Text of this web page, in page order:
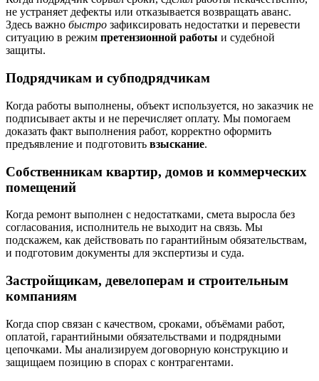
не устраняет дефекты или отказывается возвращать аванс.
Здесь важно быстро зафиксировать недостатки и перевести
ситуацию в режим претензионной работы и судебной
защиты.
Подрядчикам и субподрядчикам
Когда работы выполнены, объект используется, но заказчик не
подписывает акты и не перечисляет оплату. Мы помогаем
доказать факт выполнения работ, корректно оформить
предъявление и подготовить взыскание.
Собственникам квартир, домов и коммерческих
помещений
Когда ремонт выполнен с недостатками, смета выросла без
согласования, исполнитель не выходит на связь. Мы
подскажем, как действовать по гарантийным обязательствам,
и подготовим документы для экспертизы и суда.
Застройщикам, девелоперам и строительным
компаниям
Когда спор связан с качеством, сроками, объёмами работ,
оплатой, гарантийными обязательствами и подрядными
цепочками. Мы анализируем договорную конструкцию и
защищаем позицию в спорах с контрагентами.